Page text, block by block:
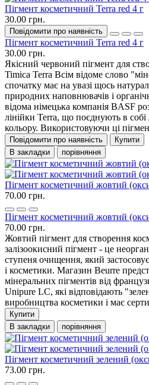
Пігмент косметичний Terra red 4 г
30.00 грн.
Повідомити про наявність
Пігмент косметичний Terra red 4 г
30.00 грн.
Якісний червоний пігмент для
Timica Terra Всім відоме слово
спочатку має на увазі щось
природних наповнювачів і
відома німецька компанія BASF
лінійки Terra, що поєднують в собі
кольору. Використовуючи ці
Повідомити про наявність
Купити
В закладки
порівняння
Пігмент косметичний жовтий
70.00 грн.
Пігмент косметичний жовтий
70.00 грн.
Жовтий пігмент для створення
залізоокисний пігмент - це
ступеня очищення, який
і косметики. Магазин Beurre
мінеральних пігментів від
Unipure LC, які відповідають
виробництва косметики і має
Купити
В закладки
порівняння
Пігмент косметичний зелений
73.00 грн.